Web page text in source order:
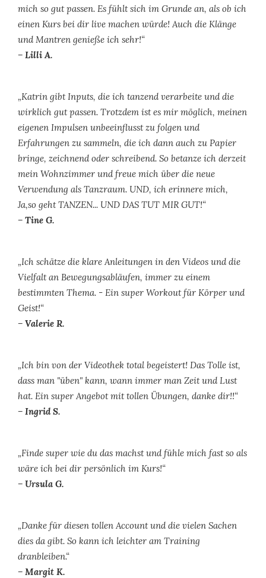
mich so gut passen. Es fühlt sich im Grunde an, als ob ich
einen Kurs bei dir live machen würde! Auch die Klänge
und Mantren genieße ich sehr!“
– Lilli A.
„Katrin gibt Inputs, die ich tanzend verarbeite und die
wirklich gut passen. Trotzdem ist es mir möglich, meinen
eigenen Impulsen unbeeinflusst zu folgen und
Erfahrungen zu sammeln, die ich dann auch zu Papier
bringe, zeichnend oder schreibend. So betanze ich derzeit
mein Wohnzimmer und freue mich über die neue
Verwendung als Tanzraum. UND, ich erinnere mich,
Ja,so geht TANZEN... UND DAS TUT MIR GUT!“
– Tine G.
„Ich schätze die klare Anleitungen in den Videos und die
Vielfalt an Bewegungsabläufen, immer zu einem
bestimmten Thema. - Ein super Workout für Körper und
Geist!“
– Valerie R.
„Ich bin von der Videothek total begeistert! Das Tolle ist,
dass man "üben" kann, wann immer man Zeit und Lust
hat. Ein super Angebot mit tollen Übungen, danke dir!!“
– Ingrid S.
„Finde super wie du das machst und fühle mich fast so als
wäre ich bei dir persönlich im Kurs!“
– Ursula G.
„Danke für diesen tollen Account und die vielen Sachen
dies da gibt. So kann ich leichter am Training
dranbleiben.“
– Margit K.